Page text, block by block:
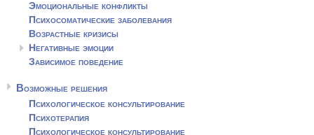
Эмоциональные конфликты
Психосоматические заболевания
Возрастные кризисы
Негативные эмоции
Зависимое поведение
Возможные решения
Психологическое консультирование
Психотерапия
Психологическое консультирование